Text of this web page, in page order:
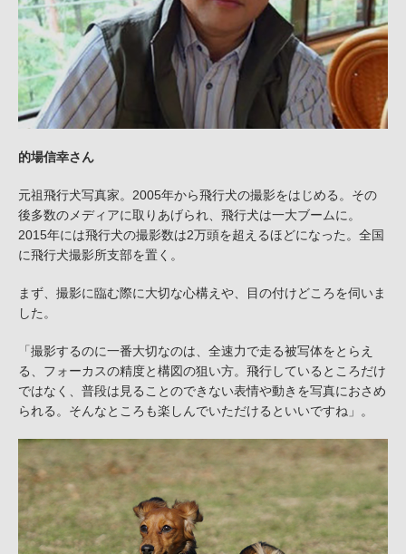
的場信幸さん
元祖飛行犬写真家。2005年から飛行犬の撮影をはじめる。その
後多数のメディアに取りあげられ、飛行犬は一大ブームに。
2015年には飛行犬の撮影数は2万頭を超えるほどになった。全国
に飛行犬撮影所支部を置く。
まず、撮影に臨む際に大切な心構えや、目の付けどころを伺いま
した。
「撮影するのに一番大切なのは、全速力で走る被写体をとらえ
る、フォーカスの精度と構図の狙い方。飛行しているところだけ
ではなく、普段は見ることのできない表情や動きを写真におさめ
られる。そんなところも楽しんでいただけるといいですね」。